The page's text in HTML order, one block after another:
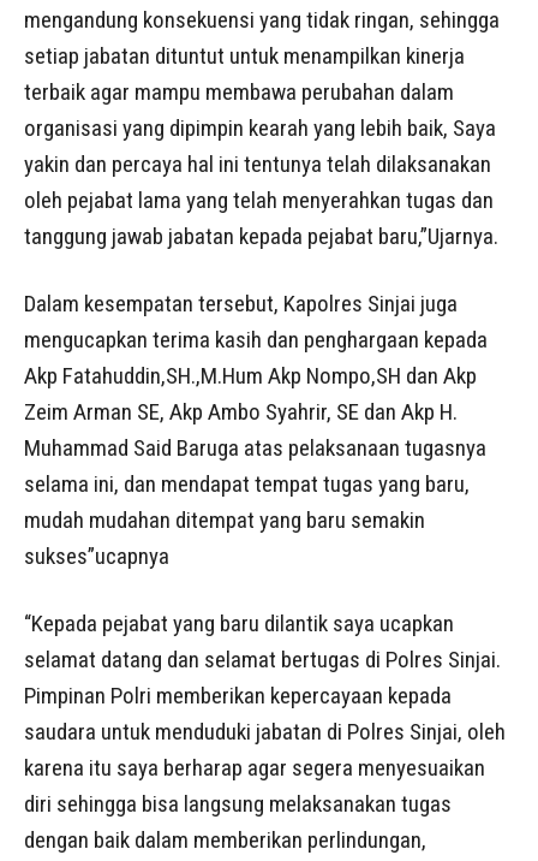
mengandung konsekuensi yang tidak ringan, sehingga
setiap jabatan dituntut untuk menampilkan kinerja
terbaik agar mampu membawa perubahan dalam
organisasi yang dipimpin kearah yang lebih baik, Saya
yakin dan percaya hal ini tentunya telah dilaksanakan
oleh pejabat lama yang telah menyerahkan tugas dan
tanggung jawab jabatan kepada pejabat baru,”Ujarnya.
Dalam kesempatan tersebut, Kapolres Sinjai juga
mengucapkan terima kasih dan penghargaan kepada
Akp Fatahuddin,SH.,M.Hum Akp Nompo,SH dan Akp
Zeim Arman SE, Akp Ambo Syahrir, SE dan Akp H.
Muhammad Said Baruga atas pelaksanaan tugasnya
selama ini, dan mendapat tempat tugas yang baru,
mudah mudahan ditempat yang baru semakin
sukses”ucapnya
“Kepada pejabat yang baru dilantik saya ucapkan
selamat datang dan selamat bertugas di Polres Sinjai.
Pimpinan Polri memberikan kepercayaan kepada
saudara untuk menduduki jabatan di Polres Sinjai, oleh
karena itu saya berharap agar segera menyesuaikan
diri sehingga bisa langsung melaksanakan tugas
dengan baik dalam memberikan perlindungan,